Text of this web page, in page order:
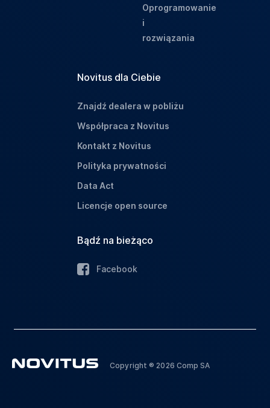
Oprogramowanie
i
rozwiązania
Novitus dla Ciebie
Znajdź dealera w pobliżu
Współpraca z Novitus
Kontakt z Novitus
Polityka prywatności
Data Act
Licencje open source
Bądź na bieżąco
Facebook
Copyright ® 2026 Comp SA